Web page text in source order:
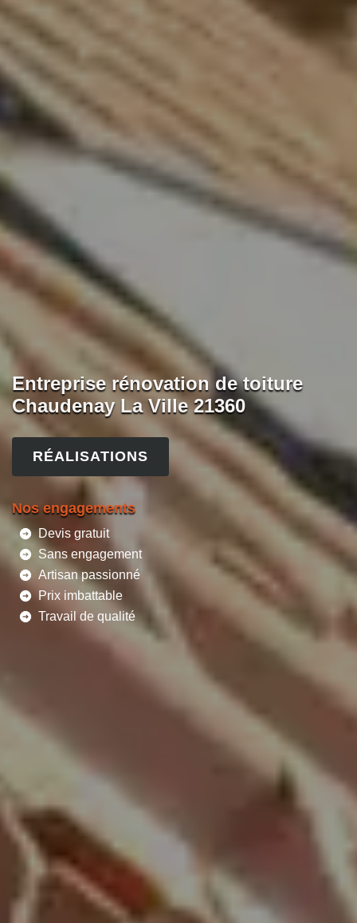
Entreprise rénovation de toiture
Chaudenay La Ville 21360
RÉALISATIONS
Nos engagements
Devis gratuit
Sans engagement
Artisan passionné
Prix imbattable
Travail de qualité